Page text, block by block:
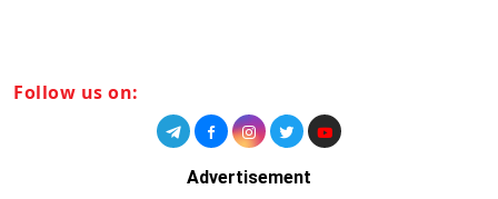
Follow us on:
Advertisement